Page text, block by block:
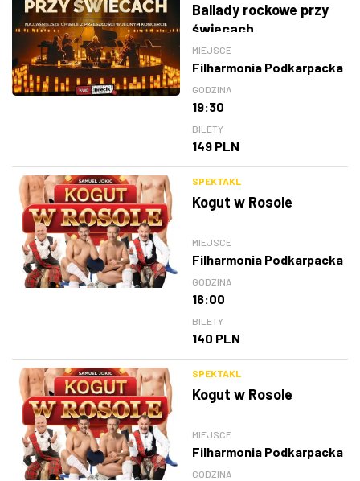
Ballady rockowe przy
świecach
MIEJSCE
Filharmonia Podkarpacka
GODZINA
19:30
BILETY
149 PLN
SPEKTAKL
Kogut w Rosole
MIEJSCE
Filharmonia Podkarpacka
GODZINA
16:00
BILETY
140 PLN
SPEKTAKL
Kogut w Rosole
MIEJSCE
Filharmonia Podkarpacka
GODZINA